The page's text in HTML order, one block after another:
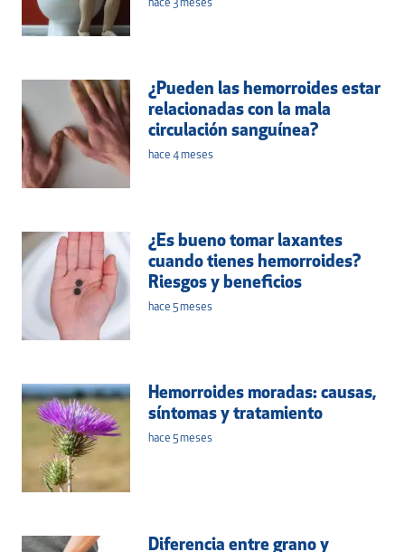
hace 3 meses
¿Pueden las hemorroides estar
relacionadas con la mala
circulación sanguínea?
hace 4 meses
¿Es bueno tomar laxantes
cuando tienes hemorroides?
Riesgos y beneficios
hace 5 meses
Hemorroides moradas: causas,
síntomas y tratamiento
hace 5 meses
Diferencia entre grano y